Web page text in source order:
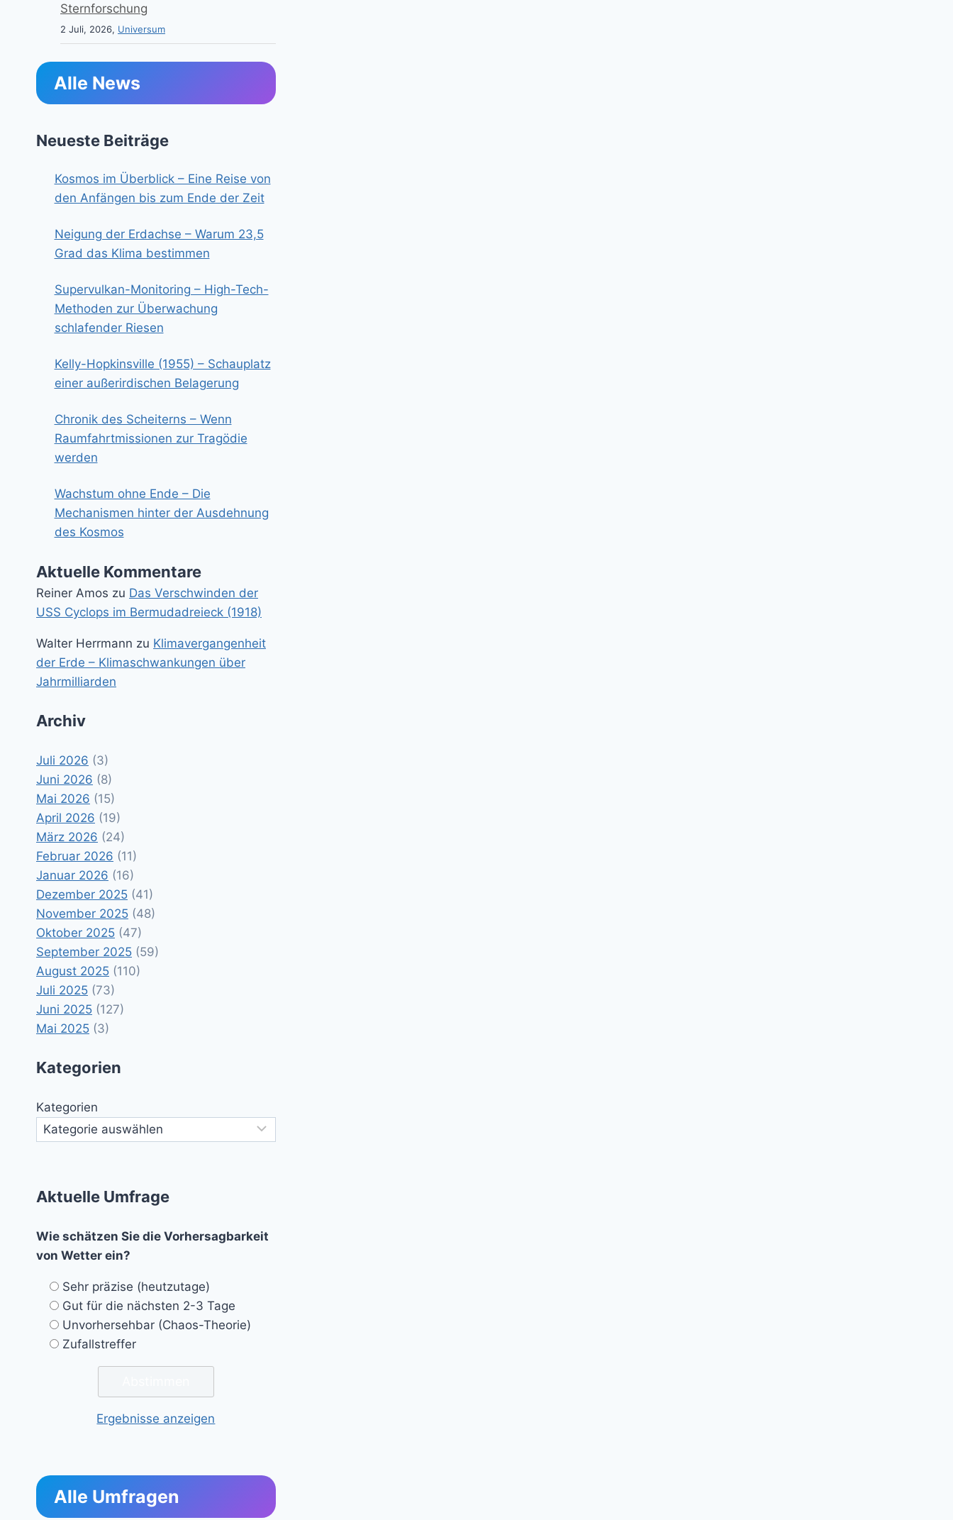
Sternforschung
2 Juli, 2026, Universum
Alle News
Neueste Beiträge
Kosmos im Überblick – Eine Reise von
den Anfängen bis zum Ende der Zeit
Neigung der Erdachse – Warum 23,5
Grad das Klima bestimmen
Supervulkan-Monitoring – High-Tech-
Methoden zur Überwachung
schlafender Riesen
Kelly-Hopkinsville (1955) – Schauplatz
einer außerirdischen Belagerung
Chronik des Scheiterns – Wenn
Raumfahrtmissionen zur Tragödie
werden
Wachstum ohne Ende – Die
Mechanismen hinter der Ausdehnung
des Kosmos
Aktuelle Kommentare
Reiner Amos zu Das Verschwinden der
USS Cyclops im Bermudadreieck (1918)
Walter Herrmann zu Klimavergangenheit
der Erde – Klimaschwankungen über
Jahrmilliarden
Archiv
Juli 2026 (3)
Juni 2026 (8)
Mai 2026 (15)
April 2026 (19)
März 2026 (24)
Februar 2026 (11)
Januar 2026 (16)
Dezember 2025 (41)
November 2025 (48)
Oktober 2025 (47)
September 2025 (59)
August 2025 (110)
Juli 2025 (73)
Juni 2025 (127)
Mai 2025 (3)
Kategorien
Kategorien
Aktuelle Umfrage
Wie schätzen Sie die Vorhersagbarkeit
von Wetter ein?
Sehr präzise (heutzutage)
Gut für die nächsten 2-3 Tage
Unvorhersehbar (Chaos-Theorie)
Zufallstreffer
Ergebnisse anzeigen
Alle Umfragen